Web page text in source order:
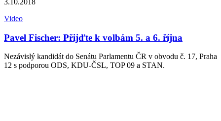
Video
Pavel Fischer: Přijďte k volbám 5. a 6. října
Nezávislý kandidát do Senátu Parlamentu ČR v obvodu č. 17, Praha
12 s podporou ODS, KDU-ČSL, TOP 09 a STAN.